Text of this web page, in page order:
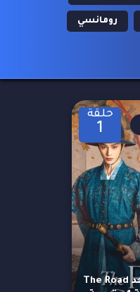
رومانسي
حلقة
1
مسلسل طريق المجد The Road